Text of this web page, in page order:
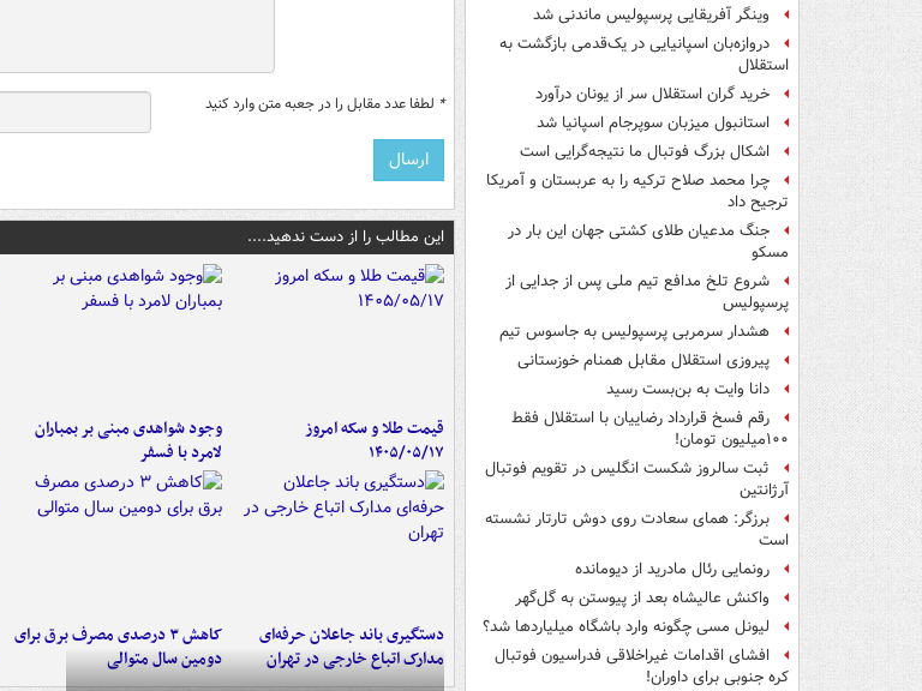
وینگر آفریقایی پرسپولیس ماندنی شد
دروازه‌بان اسپانیایی در یک‌قدمی بازگشت به
استقلال
خرید گران استقلال سر از یونان درآورد
استانبول میزبان سوپرجام اسپانیا شد
اشکال بزرگ فوتبال ما نتیجه‌گرایی است
چرا محمد صلاح ترکیه را به عربستان و آمریکا
ترجیح داد
جنگ مدعیان طلای کشتی جهان این بار در
مسکو
شروع تلخ مدافع تیم ملی پس از جدایی از
پرسپولیس
هشدار سرمربی پرسپولیس به جاسوس تیم
پیروزی استقلال مقابل همنام خوزستانی
دانا وایت به بن‌بست رسید
رقم فسخ قرارداد رضاییان با استقلال فقط
۱۰۰میلیون تومان!
ثبت سالروز شکست انگلیس در تقویم فوتبال
آرژانتین
برزگر: همای سعادت روی دوش تارتار نشسته
است
رونمایی رئال مادرید از دیومانده
واکنش عالیشاه بعد از پیوستن به گل‌گهر
لیونل مسی چگونه وارد باشگاه میلیاردها شد؟
افشای اقدامات غیراخلاقی فدراسیون فوتبال
کره جنوبی برای داوران!
* لطفا عدد مقابل را در جعبه متن وارد کنید
این مطالب را از دست ندهید....
قیمت طلا و سکه امروز
۱۴۰۵/۰۵/۱۷
وجود شواهدی مبنی بر بمباران
لامرد با فسفر
دستگیری باند جاعلان حرفه‌ای
مدارک اتباع خارجی در تهران
کاهش ۳ درصدی مصرف برق برای
دومین سال متوالی